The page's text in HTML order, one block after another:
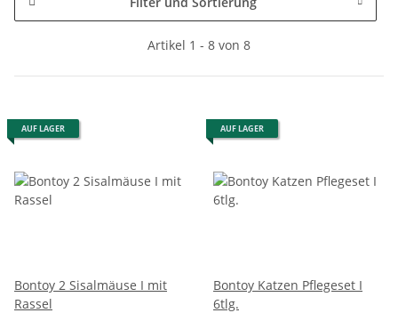
Artikel 1 - 8 von 8
AUF LAGER
Bontoy 2 Sisalmäuse I mit
Rassel
AUF LAGER
Bontoy Katzen Pflegeset I
6tlg.